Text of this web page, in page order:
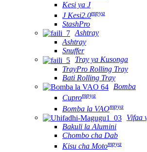
Kesi ya J
J Kesi2.0mpya
StashPro
Ashtray
Ashtray
Snuffer
Tray ya Kusonga
TrayPro Rolling Tray
Bati Rolling Tray
Bomba
Cuprompya
Bomba la VAOmpya
Vifaa
Bakuli la Alumini
Chombo cha Dab
Kisu cha Motompya